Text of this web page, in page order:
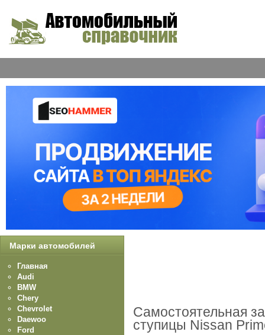
Самостоятельная
ступицы Nissan
Марки автомобилей
Главная
Audi
BMW
Chery
Chevrolet
Daewoo
Ford